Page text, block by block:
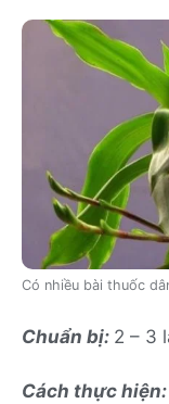
Có nhiều bài thuốc
Chuẩn bị: 2 – 3
Cách thực hiện: